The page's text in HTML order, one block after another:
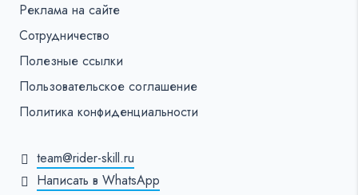
Реклама на сайте
Сотрудничество
Полезные ссылки
Пользовательское соглашение
Политика конфиденциальности
team@rider-skill.ru
Написать в WhatsApp